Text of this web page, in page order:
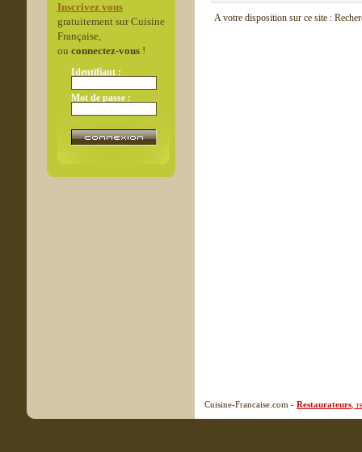
Inscrivez vous
gratuitement sur Cuisine
Française,
ou connectez-vous!
Identifiant :
Mot de passe :
A votre disposition sur ce site :
Cuisine-Francaise.com - Restaurateurs ,